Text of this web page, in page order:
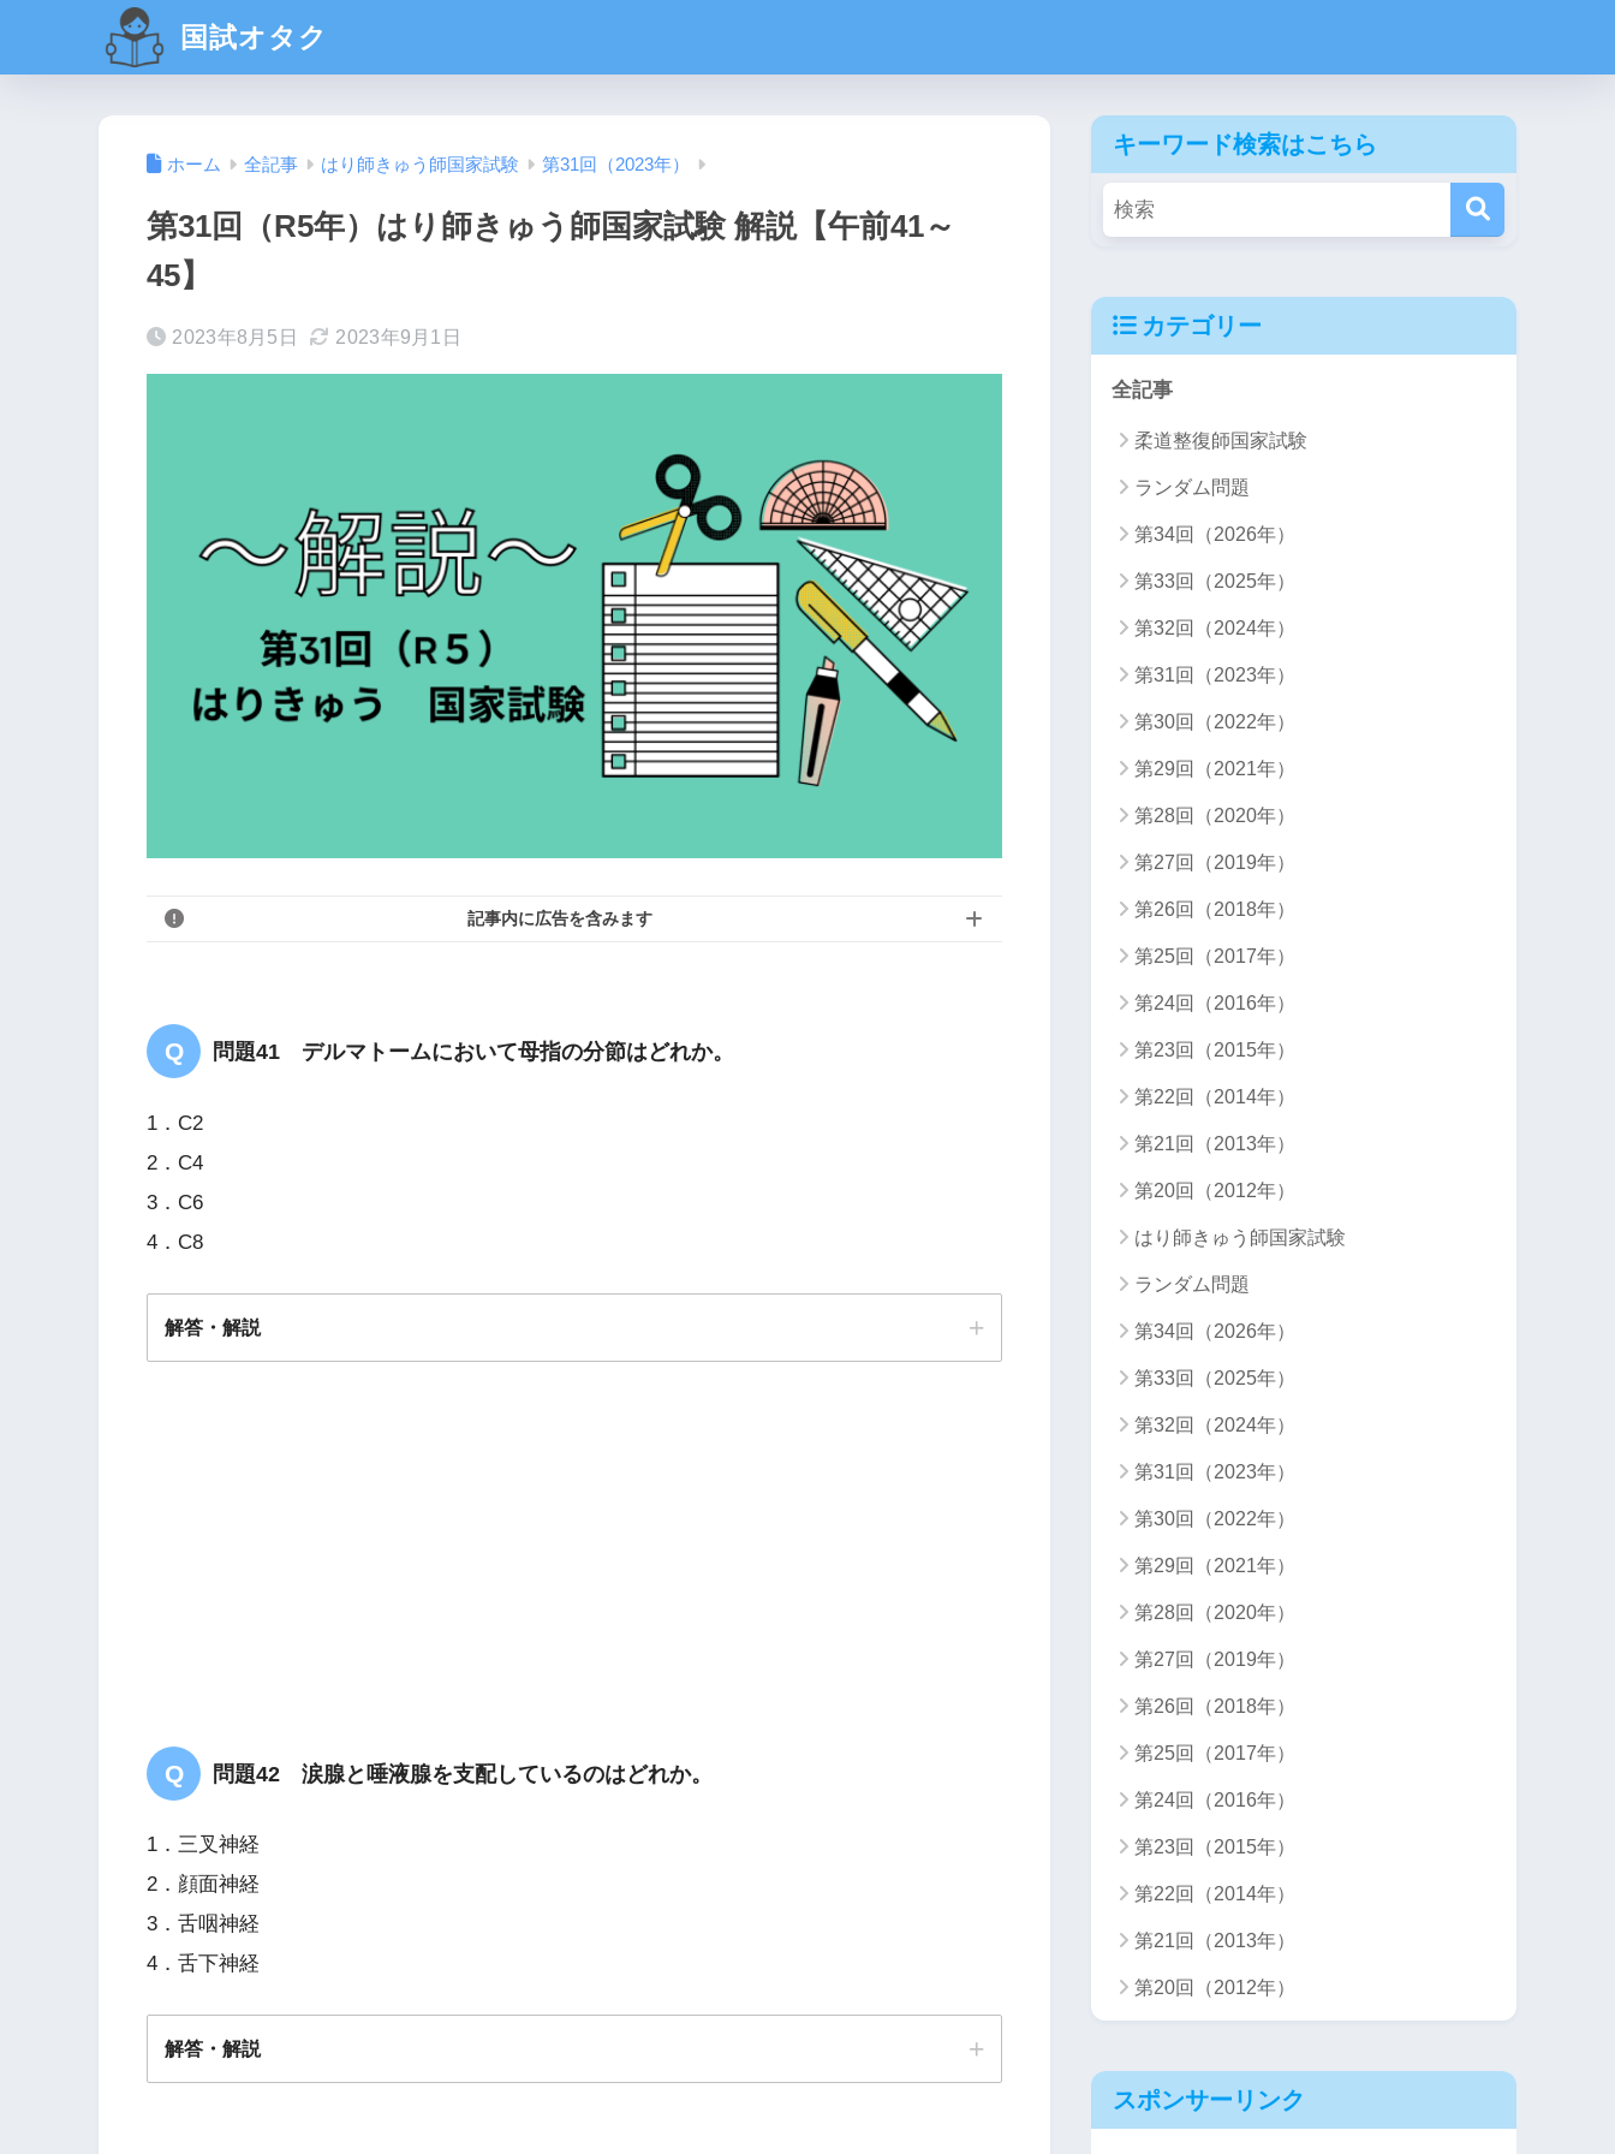
国試オタク
ホーム 全記事 はり師きゅう師国家試験 第31回（2023年）
第31回（R5年）はり師きゅう師国家試験 解説【午前41～
45】
2023年8月5日 2023年9月1日
記事内に広告を含みます
問題41 デルマトームにおいて母指の分節はどれか。
1．C2
2．C4
3．C6
4．C8
解答・解説
問題42 涙腺と唾液腺を支配しているのはどれか。
1．三叉神経
2．顔面神経
3．舌咽神経
4．舌下神経
解答・解説
キーワード検索はこちら
カテゴリー
全記事
柔道整復師国家試験
ランダム問題
第34回（2026年）
第33回（2025年）
第32回（2024年）
第31回（2023年）
第30回（2022年）
第29回（2021年）
第28回（2020年）
第27回（2019年）
第26回（2018年）
第25回（2017年）
第24回（2016年）
第23回（2015年）
第22回（2014年）
第21回（2013年）
第20回（2012年）
はり師きゅう師国家試験
ランダム問題
第34回（2026年）
第33回（2025年）
第32回（2024年）
第31回（2023年）
第30回（2022年）
第29回（2021年）
第28回（2020年）
第27回（2019年）
第26回（2018年）
第25回（2017年）
第24回（2016年）
第23回（2015年）
第22回（2014年）
第21回（2013年）
第20回（2012年）
スポンサーリンク